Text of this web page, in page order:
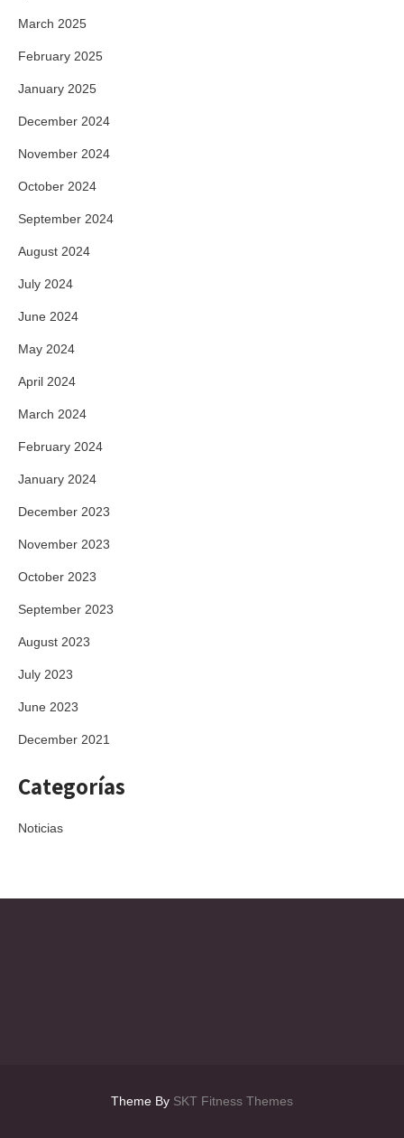
March 2025
February 2025
January 2025
December 2024
November 2024
October 2024
September 2024
August 2024
July 2024
June 2024
May 2024
April 2024
March 2024
February 2024
January 2024
December 2023
November 2023
October 2023
September 2023
August 2023
July 2023
June 2023
December 2021
Categorías
Noticias
Theme By SKT Fitness Themes